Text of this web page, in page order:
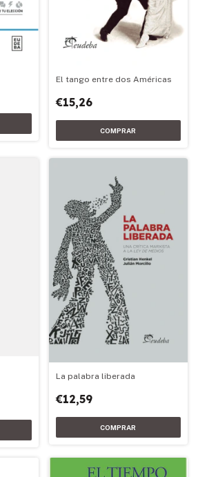
El tango entre dos Américas
€15,26
La palabra liberada
€12,59